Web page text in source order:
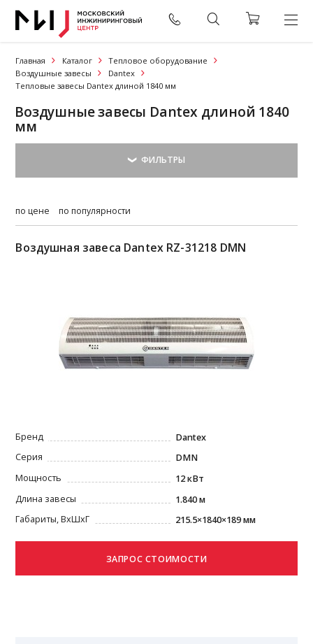
Главная Каталог
Тепловое оборудование
Воздушные завесы
Dantex
Тепловые завесы Dantex длиной 1840 мм
Воздушные завесы Dantex длиной 1840
мм
по цене по популярности
Воздушная завеса Dantex RZ-31218 DMN
Бренд
Dantex
Серия
DMN
Мощность
12 кВт
Длина завесы
1.840 м
Габариты, ВxШxГ
215.5×1840×189 мм